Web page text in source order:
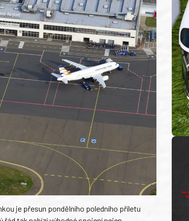
je přesun pondělního poledního příletu